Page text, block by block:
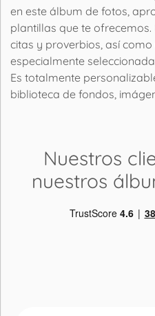
en este álbum de fotos,
plantillas que te ofrecemos.
citas y proverbios, así
especialmente
Es totalmente
biblioteca de fondos,
Nuestros
nuestros